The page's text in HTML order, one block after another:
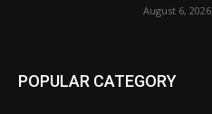
August 6, 2026
POPULAR CATEGORY